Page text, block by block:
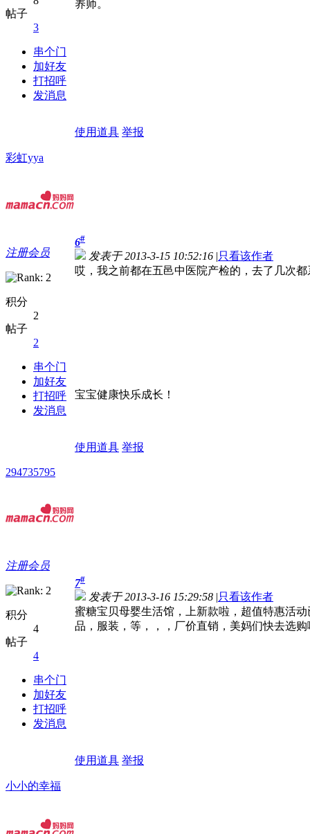
帖子
3
串个门
加好友
打招呼
发消息
养师。
使用道具 举报
彩虹yya
注册会员
积分
2
帖子
2
串个门
加好友
打招呼
发消息
6#
发表于 2013-3-15 10:52:16 |只看该作者
哎，我之前都在五邑中医院产检的，去了几次
宝宝健康快乐成长！
使用道具 举报
294735795
注册会员
积分
4
帖子
4
串个门
加好友
打招呼
发消息
7#
发表于 2013-3-16 15:29:58 |只看该作者
蜜糖宝贝母婴生活馆，上新款啦，超值特惠活
品，服装，等，，，厂价直销，美妈们快去选
使用道具 举报
小小的幸福